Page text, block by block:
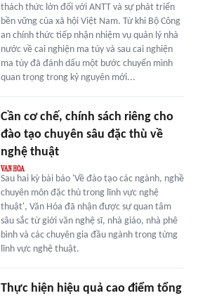
thách thức lớn đối với ANTT và sự phát triển
bền vững của xã hội Việt Nam. Từ khi Bộ Công
an chính thức tiếp nhận nhiệm vụ quản lý nhà
nước về cai nghiện ma túy và sau cai nghiện
ma túy đã đánh dấu một bước chuyển mình
quan trọng trong kỷ nguyên mới...
Cần cơ chế, chính sách riêng cho
đào tạo chuyên sâu đặc thù về
nghệ thuật
Sau hai kỳ bài báo 'Về đào tạo các ngành, nghề
chuyên môn đặc thù trong lĩnh vực nghệ
thuật', Văn Hóa đã nhận được sự quan tâm
sâu sắc từ giới văn nghệ sĩ, nhà giáo, nhà phê
bình và các chuyên gia đầu ngành trong từng
lĩnh vực nghệ thuật.
Thực hiện hiệu quả cao điểm tổng